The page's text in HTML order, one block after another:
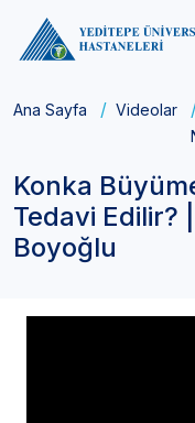
Ana Sayfa Videolar
Konka
Tedavi Edilir?
Boyoğlu